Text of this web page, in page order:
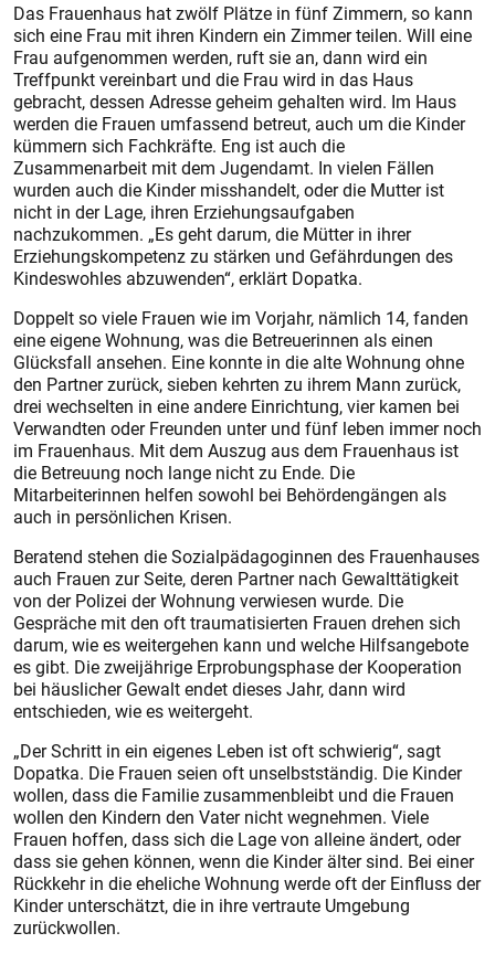
Das Frauenhaus hat zwölf Plätze in fünf Zimmern, so kann
sich eine Frau mit ihren Kindern ein Zimmer teilen. Will eine
Frau aufgenommen werden, ruft sie an, dann wird ein
Treffpunkt vereinbart und die Frau wird in das Haus
gebracht, dessen Adresse geheim gehalten wird. Im Haus
werden die Frauen umfassend betreut, auch um die Kinder
kümmern sich Fachkräfte. Eng ist auch die
Zusammenarbeit mit dem Jugendamt. In vielen Fällen
wurden auch die Kinder misshandelt, oder die Mutter ist
nicht in der Lage, ihren Erziehungsaufgaben
nachzukommen. „Es geht darum, die Mütter in ihrer
Erziehungskompetenz zu stärken und Gefährdungen des
Kindeswohles abzuwenden“, erklärt Dopatka.
Doppelt so viele Frauen wie im Vorjahr, nämlich 14, fanden
eine eigene Wohnung, was die Betreuerinnen als einen
Glücksfall ansehen. Eine konnte in die alte Wohnung ohne
den Partner zurück, sieben kehrten zu ihrem Mann zurück,
drei wechselten in eine andere Einrichtung, vier kamen bei
Verwandten oder Freunden unter und fünf leben immer noch
im Frauenhaus. Mit dem Auszug aus dem Frauenhaus ist
die Betreuung noch lange nicht zu Ende. Die
Mitarbeiterinnen helfen sowohl bei Behördengängen als
auch in persönlichen Krisen.
Beratend stehen die Sozialpädagoginnen des Frauenhauses
auch Frauen zur Seite, deren Partner nach Gewalttätigkeit
von der Polizei der Wohnung verwiesen wurde. Die
Gespräche mit den oft traumatisierten Frauen drehen sich
darum, wie es weitergehen kann und welche Hilfsangebote
es gibt. Die zweijährige Erprobungsphase der Kooperation
bei häuslicher Gewalt endet dieses Jahr, dann wird
entschieden, wie es weitergeht.
„Der Schritt in ein eigenes Leben ist oft schwierig“, sagt
Dopatka. Die Frauen seien oft unselbstständig. Die Kinder
wollen, dass die Familie zusammenbleibt und die Frauen
wollen den Kindern den Vater nicht wegnehmen. Viele
Frauen hoffen, dass sich die Lage von alleine ändert, oder
dass sie gehen können, wenn die Kinder älter sind. Bei einer
Rückkehr in die eheliche Wohnung werde oft der Einfluss der
Kinder unterschätzt, die in ihre vertraute Umgebung
zurückwollen.